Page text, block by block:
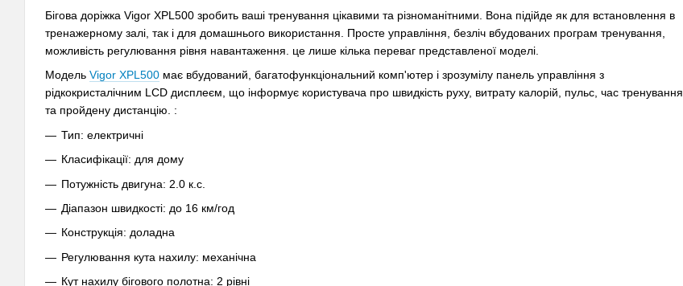
Бігова доріжка Vigor XPL500 зробить ваші тренування цікавими та різноманітними. Вона підійде як для встановлення в
тренажерному залі, так і для домашнього використання. Просте управління, безліч вбудованих програм тренування,
можливість регулювання рівня навантаження. це лише кілька переваг представленої моделі.
Модель Vigor XPL500 має вбудований, багатофункціональний комп'ютер і зрозумілу панель управління з
рідкокристалічним LCD дисплеєм, що інформує користувача про швидкість руху, витрату калорій, пульс, час тренування
та пройдену дистанцію. :
Тип: електричні
Класифікації: для дому
Потужність двигуна: 2.0 к.с.
Діапазон швидкості: до 16 км/год
Конструкція: доладна
Регулювання кута нахилу: механічна
Кут нахилу бігового полотна: 2 рівні